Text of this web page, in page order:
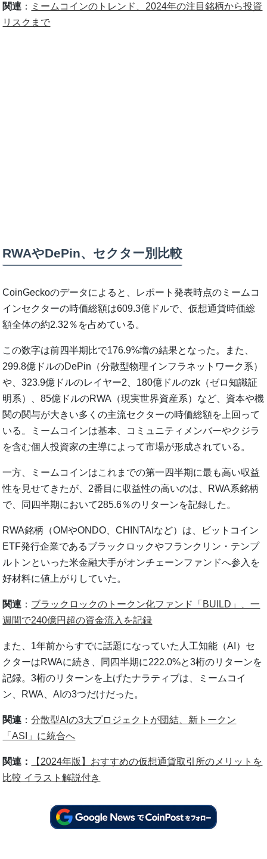
関連 ：
ミームコインのトレンド、2024年の注目銘柄から投資
リスクまで
RWAやDePin、セクター別比較
CoinGeckoのデータによると、レポート発表時点のミームコ
インセクターの時価総額は609.3億ドルで、仮想通貨時価総
額全体の約2.32％を占めている。
この数字は前四半期比で176.9%増の結果となった。また、
299.8億ドルのDePin（分散型物理インフラネットワーク系）
や、323.9億ドルのレイヤー2、180億ドルのzk（ゼロ知識証
明系）、85億ドルのRWA（現実世界資産系）など、資本や機
関の関与が大きい多くの主流セクターの時価総額を上回って
いる。ミームコインは基本、コミュニティメンバーやクジラ
を含む個人投資家の主導によって市場が形成されている。
一方、ミームコインはこれまでの第一四半期に最も高い収益
性を見せてきたが、2番目に収益性の高いのは、RWA系銘柄
で、同四半期において285.6％のリターンを記録した。
RWA銘柄（OMやONDO、CHINTAIなど）は、ビットコイン
ETF発行企業であるブラックロックやフランクリン・テンプ
ルトンといった米金融大手がオンチェーンファンドへ参入を
好材料に値上がりしていた。
関連 ： ブラックロックのトークン化ファンド「BUILD」、一
週間で240億円超の資金流入を記録
また、1年前からすでに話題になっていた人工知能（AI）セ
クターはRWAに続き、同四半期に222.0%と3桁のリターンを
記録。3桁のリターンを上げたナラティブは、ミームコイ
ン、RWA、AIの3つだけだった。
関連 ：分散型AIの3大プロジェクトが団結、新トークン
「ASI」に統合へ
関連：
【2024年版】おすすめの仮想通貨取引所のメリットを
比較 イラスト解説付き